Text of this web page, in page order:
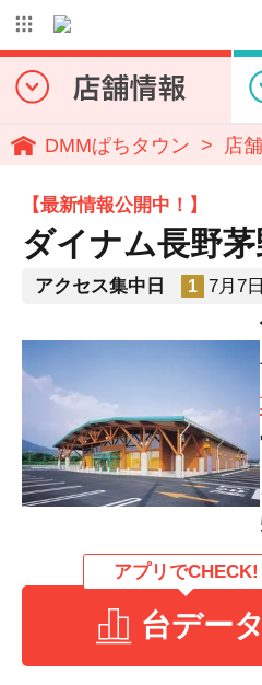
DMMぱちタウン 店
【最新情報公開中！】
ダイナム長野
アクセス集中日 1 7月7
アプリでCHECK!
台データ